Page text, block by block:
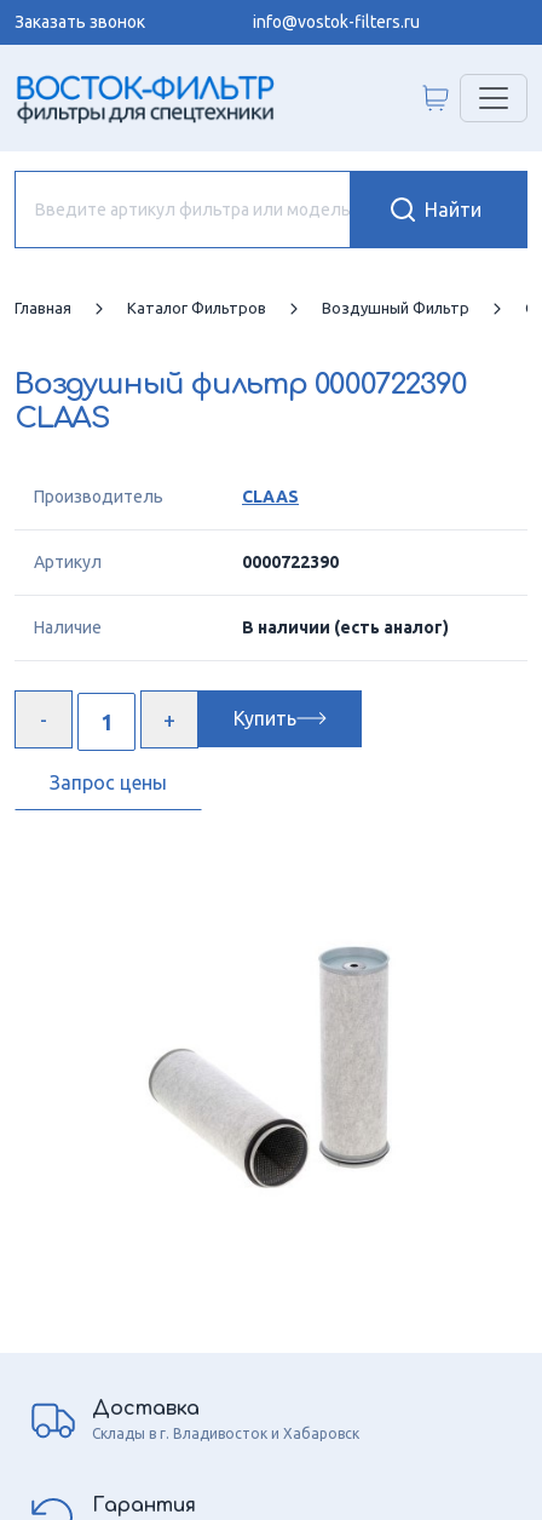
Заказать звонок info@vostok-filters.ru
Главная Каталог Фильтров Воздушный Фильтр
Воздушный фильтр 0000722390
CLAAS
Производитель CLAAS
Артикул 0000722390
Наличие В наличии (есть аналог)
Купить
Запрос цены
Доставка
Склады в г. Владивосток и Хабаровск
Гарантия